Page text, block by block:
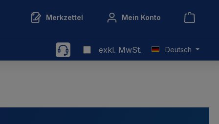
Merkzettel Mein Konto
exkl. MwSt. Deutsch